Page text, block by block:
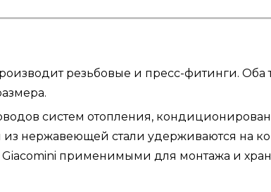
резьбовые и пресс-фитинги. Оба
систем отопления,
нержавеющей стали удерживаются на
Giacomini применимыми для монтажа и